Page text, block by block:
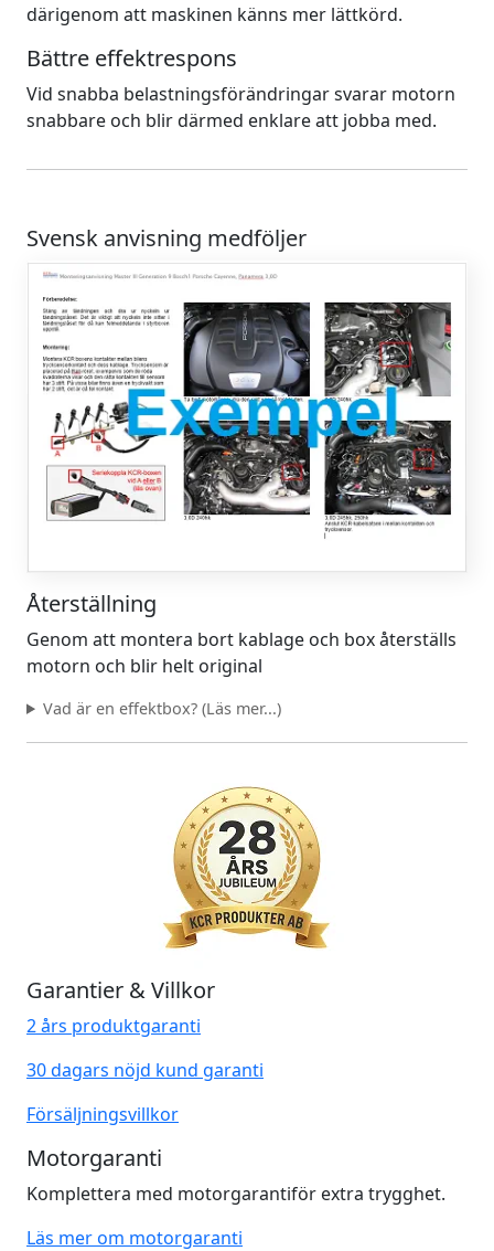
därigenom att maskinen känns mer lättkörd.
Bättre effektrespons
Vid snabba belastningsförändringar svarar motorn
snabbare och blir därmed enklare att jobba med.
Svensk anvisning medföljer
Återställning
Genom att montera bort kablage och box återställs
motorn och blir helt original
Vad är en effektbox? (Läs mer...)
Garantier & Villkor
2 års produktgaranti
30 dagars nöjd kund garanti
Försäljningsvillkor
Motorgaranti
Komplettera med motorgarantiför extra trygghet.
Läs mer om motorgaranti